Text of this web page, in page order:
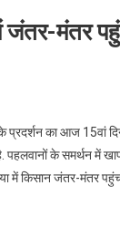
जंतर-मंतर
का आज 15वां दिन
पहलवानों के समर्थन
में किसान जंतर-मंतर